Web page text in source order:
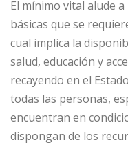
El mínimo vital alude
básicas que se
cual implica la
salud, educación y
recayendo en el
todas las personas,
encuentran en
dispongan de los